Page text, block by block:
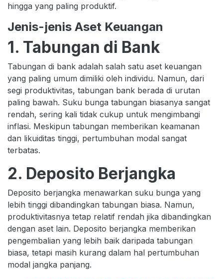
hingga yang paling produktif.
Jenis-jenis Aset Keuangan
1. Tabungan di Bank
Tabungan di bank adalah salah satu aset keuangan
yang paling umum dimiliki oleh individu. Namun, dari
segi produktivitas, tabungan bank berada di urutan
paling bawah. Suku bunga tabungan biasanya sangat
rendah, sering kali tidak cukup untuk mengimbangi
inflasi. Meskipun tabungan memberikan keamanan
dan likuiditas tinggi, pertumbuhan modal sangat
terbatas.
2. Deposito Berjangka
Deposito berjangka menawarkan suku bunga yang
lebih tinggi dibandingkan tabungan biasa. Namun,
produktivitasnya tetap relatif rendah jika dibandingkan
dengan aset lain. Deposito berjangka memberikan
pengembalian yang lebih baik daripada tabungan
biasa, tetapi masih kurang dalam hal pertumbuhan
modal jangka panjang.